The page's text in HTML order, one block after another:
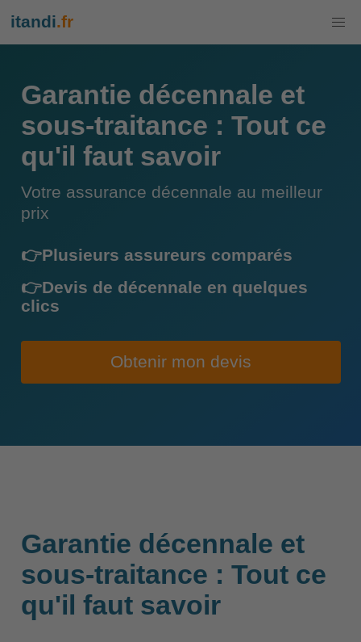
itandi.fr
Garantie décennale et
sous-traitance : Tout ce
qu'il faut savoir
Votre assurance décennale au meilleur
prix
👉Plusieurs assureurs comparés
👉Devis de décennale en quelques
clics
Obtenir mon devis
Garantie décennale et
sous-traitance : Tout ce
qu'il faut savoir